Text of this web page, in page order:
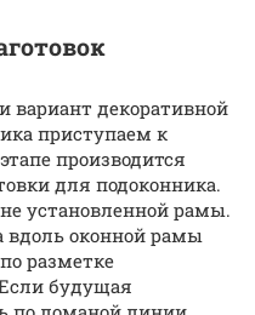
вариант декоративной
приступаем к
производится
для подоконника.
установленной рамы.
вдоль оконной рамы
разметке
будущая